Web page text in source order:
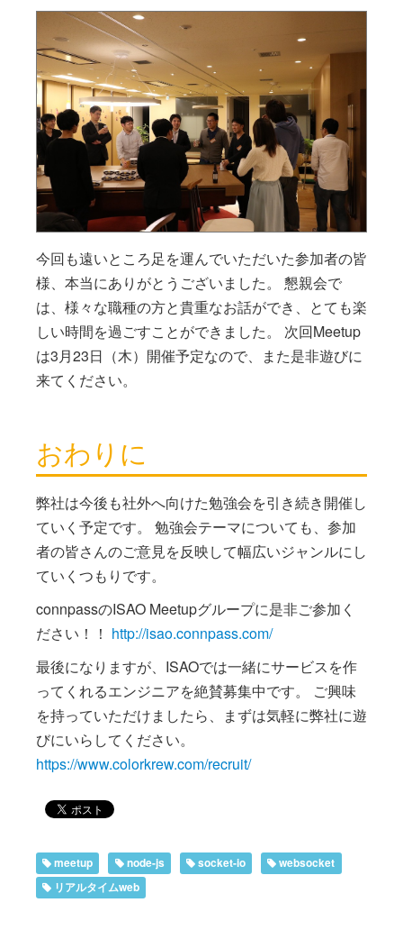
今回も遠いところ足を運んでいただいた参加者の皆
様、本当にありがとうございました。 懇親会で
は、様々な職種の方と貴重なお話ができ、とても楽
しい時間を過ごすことができました。 次回Meetup
は3月23日（木）開催予定なので、また是非遊びに
来てください。
おわりに
弊社は今後も社外へ向けた勉強会を引き続き開催し
ていく予定です。 勉強会テーマについても、参加
者の皆さんのご意見を反映して幅広いジャンルにし
ていくつもりです。
connpassのISAO Meetupグループに是非ご参加く
ださい！！ http://isao.connpass.com/
最後になりますが、ISAOでは一緒にサービスを作
ってくれるエンジニアを絶賛募集中です。 ご興味
を持っていただけましたら、まずは気軽に弊社に遊
びにいらしてください。
https://www.colorkrew.com/recruit/
meetup node-js socket-io
websocket
リアルタイムweb